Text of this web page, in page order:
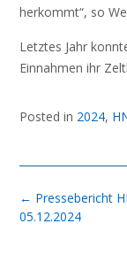
herkommt“, so
Letztes Jahr
Einnahmen ihr
Posted in 2024,
Post
navigation
← Pressebericht
05.12.2024